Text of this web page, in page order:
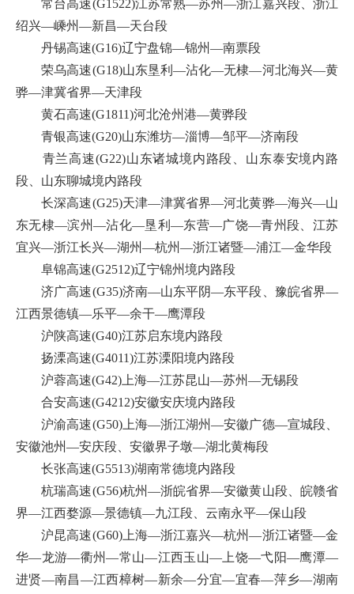
常台高速(G1522)江苏常熟—苏州—浙江嘉兴段、浙江
绍兴—嵊州—新昌—天台段
丹锡高速(G16)辽宁盘锦—锦州—南票段
荣乌高速(G18)山东垦利—沾化—无棣—河北海兴—黄
骅—津冀省界—天津段
黄石高速(G1811)河北沧州港—黄骅段
青银高速(G20)山东潍坊—淄博—邹平—济南段
青兰高速(G22)山东诸城境内路段、山东泰安境内路
段、山东聊城境内路段
长深高速(G25)天津—津冀省界—河北黄骅—海兴—山
东无棣—滨州—沾化—垦利—东营—广饶—青州段、江苏
宜兴—浙江长兴—湖州—杭州—浙江诸暨—浦江—金华段
阜锦高速(G2512)辽宁锦州境内路段
济广高速(G35)济南—山东平阴—东平段、豫皖省界—
江西景德镇—乐平—余干—鹰潭段
沪陕高速(G40)江苏启东境内路段
扬溧高速(G4011)江苏溧阳境内路段
沪蓉高速(G42)上海—江苏昆山—苏州—无锡段
合安高速(G4212)安徽安庆境内路段
沪渝高速(G50)上海—浙江湖州—安徽广德—宣城段、
安徽池州—安庆段、安徽界子墩—湖北黄梅段
长张高速(G5513)湖南常德境内路段
杭瑞高速(G56)杭州—浙皖省界—安徽黄山段、皖赣省
界—江西婺源—景德镇—九江段、云南永平—保山段
沪昆高速(G60)上海—浙江嘉兴—杭州—浙江诸暨—金
华—龙游—衢州—常山—江西玉山—上饶—弋阳—鹰潭—
进贤—南昌—江西樟树—新余—分宜—宜春—萍乡—湖南